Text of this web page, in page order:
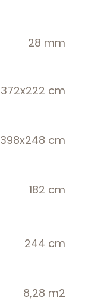
28 mm
372x222 cm
398x248 cm
182 cm
244 cm
8,28 m2